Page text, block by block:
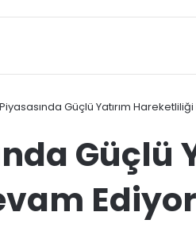
Güçlü Yatırım
Güçlü